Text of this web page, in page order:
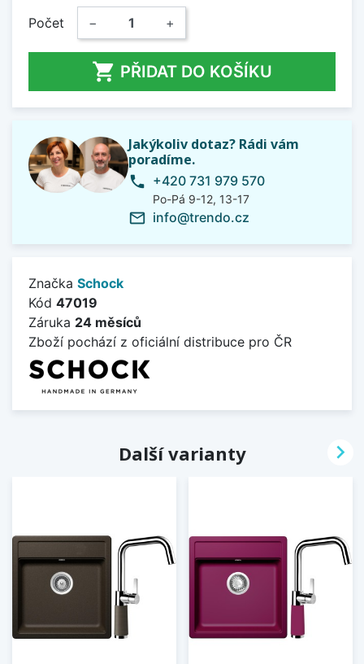
Počet − +
 PŘIDAT DO KOŠÍKU
Jakýkoliv dotaz? Rádi vám
poradíme.
phone +420 731 979 570
Po-Pá 9-12, 13-17
mail_outline info@trendo.cz
Značka Schock
Kód 47019
Záruka 24 měsíců
Zboží pochází z oficiální distribuce pro ČR
Další varianty 